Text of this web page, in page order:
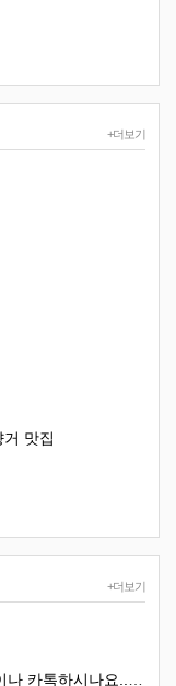
+더보기
맛집
+더보기